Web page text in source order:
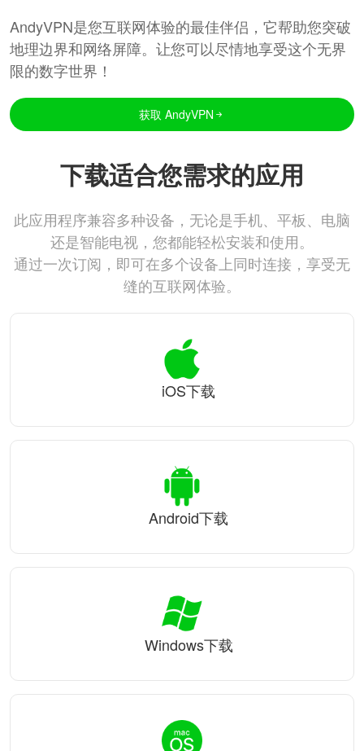
AndyVPN是您互联网体验的最佳伴侣，它帮助您突破
地理边界和网络屏障。让您可以尽情地享受这个无界
限的数字世界！
获取 AndyVPN
下载适合您需求的应用
此应用程序兼容多种设备，无论是手机、平板、电脑
还是智能电视，您都能轻松安装和使用。
通过一次订阅，即可在多个设备上同时连接，享受无
缝的互联网体验。
iOS下载
Android下载
Windows下载